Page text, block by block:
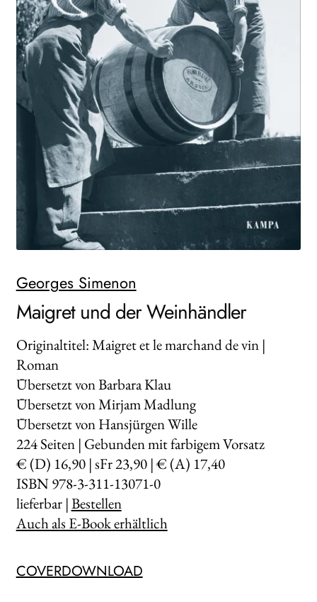
WEITERE VERLAGE
Search:
Georges Simenon
Maigret und der Weinhändler
Originaltitel: Maigret et le marchand de vin |
Roman
Übersetzt von Barbara Klau
Übersetzt von Mirjam Madlung
Übersetzt von Hansjürgen Wille
224Seiten | Gebunden mit farbigem Vorsatz
€ (D) 16,90 | sFr 23,90 | € (A) 17,40
ISBN 978-3-311-13071-0
lieferbar |Bestellen
Auch als E-Book erhältlich
COVERDOWNLOAD